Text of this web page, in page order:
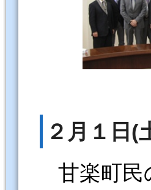
２月１
甘楽町民